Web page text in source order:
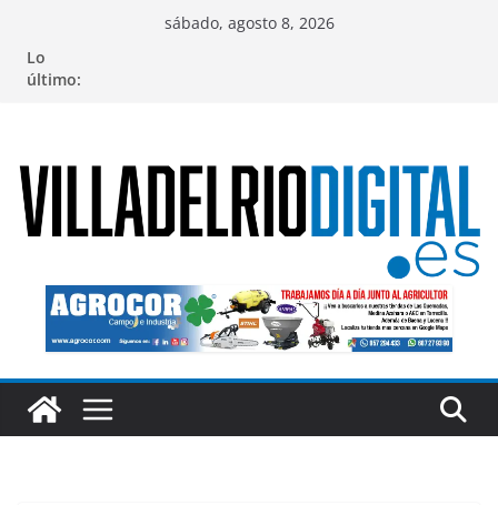
contenido
sábado, agosto 8, 2026
Lo
último: